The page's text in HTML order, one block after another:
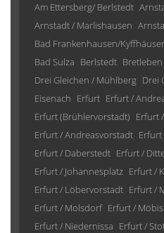
Am Ettersberg/ Berlstedt
Arnstadt / Marlishausen
Bad Frankenhausen/Kyffhäuser
Bad Sulza Berlstedt Bretleben
Drei Gleichen / Mühlberg Drei
Eisenach Erfurt Erfurt /
Erfurt (Brühlervorstadt) Erfurt
Erfurt / Andreasvorstadt
Erfurt / Daberstedt Erfurt /
Erfurt / Johannesplatz Erfurt /
Erfurt / Löbervorstadt Erfurt /
Erfurt / Molsdorf Erfurt /
Erfurt / Niedernissa Erfurt /